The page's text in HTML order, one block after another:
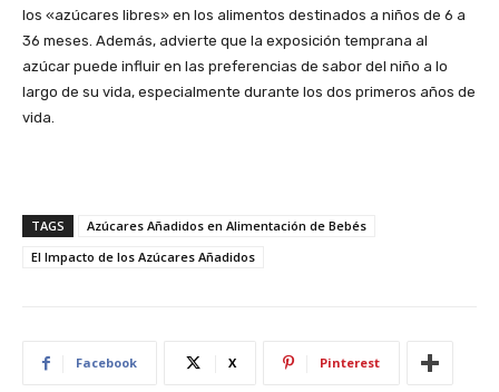
los «azúcares libres» en los alimentos destinados a niños de 6 a
36 meses. Además, advierte que la exposición temprana al
azúcar puede influir en las preferencias de sabor del niño a lo
largo de su vida, especialmente durante los dos primeros años de
vida.
TAGS
Azúcares Añadidos en Alimentación de Bebés
El Impacto de los Azúcares Añadidos
Facebook X Pinterest